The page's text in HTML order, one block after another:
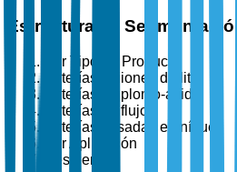
Estructura de Segmentación
Por Tipo de Producto
Baterías de iones de litio
Baterías de plomo-ácido
Baterías de flujo
Baterías basadas en níquel
Por Aplicación
Residencial